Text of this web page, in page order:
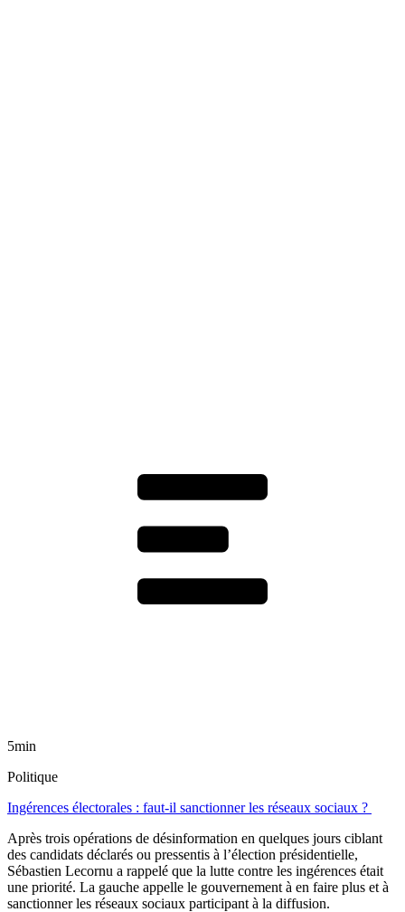
5min
Politique
Ingérences électorales : faut-il sanctionner les réseaux sociaux ?
Après trois opérations de désinformation en quelques jours ciblant
des candidats déclarés ou pressentis à l’élection présidentielle,
Sébastien Lecornu a rappelé que la lutte contre les ingérences était
une priorité. La gauche appelle le gouvernement à en faire plus et à
sanctionner les réseaux sociaux participant à la diffusion.